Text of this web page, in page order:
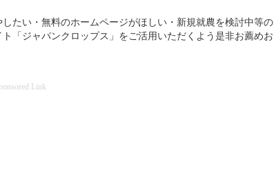
たい・無料のホームページがほしい・新規就農を検討中等の
「ジャパンクロップス」をご活用いただくよう是非お薦めお
Link